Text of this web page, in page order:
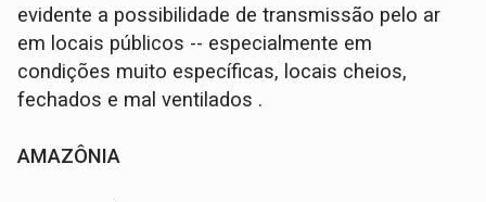
evidente a possibilidade de transmissão pelo ar
em locais públicos -- especialmente em
condições muito específicas, locais cheios,
fechados e mal ventilados .
AMAZÔNIA